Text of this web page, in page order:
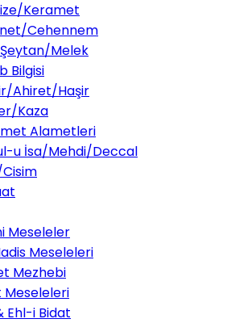
Keramet
Cehennem
Melek
Bilgisi
Ahiret/Haşir
Kaza
Alametleri
u İsa/Mehdi/Deccal
Meseleler
Meseleleri
Mezhebi
Meseleleri
Ehl-i Bidat